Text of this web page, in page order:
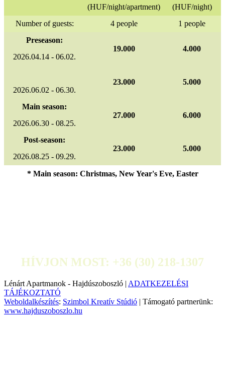
(HUF/night/apartment)
(HUF/night)
Number of guests:
4 people
1 people
Preseason:
19.000
4.000
2026.04.14 - 06.02.
23.000
5.000
2026.06.02 - 06.30.
Main season:
27.000
6.000
2026.06.30 - 08.25.
Post-season:
23.000
5.000
2026.08.25 - 09.29.
* Main season: Christmas, New Year's Eve, Easter
HÍVJON MOST: +36 (30) 218-1307
Lénárt Apartmanok - Hajdúszoboszló | ADATKEZELÉSI
TÁJÉKOZTATÓ
Weboldalkészítés: Szimbol Kreatív Stúdió | Támogató partnerünk:
www.hajduszoboszlo.hu